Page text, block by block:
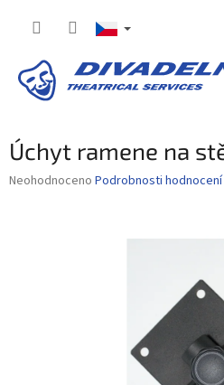
Úchyt ramene na
Průměrné
Neohodnoceno Podrobnosti hodnocení